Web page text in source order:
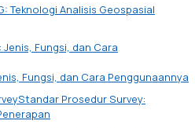
Teknologi Analisis Geospasial
Fungsi, dan Cara Penggunaannya
Standar Prosedur Survey: